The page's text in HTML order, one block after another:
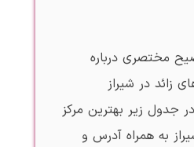
مختصری درباره
زائد در شیراز
جدول زیر بهترین مرکز
به همراه آدرس و